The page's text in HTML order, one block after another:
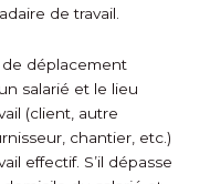
de travail.
de déplacement
salarié et le lieu
(client, autre
chantier, etc.)
effectif. S’il dépasse